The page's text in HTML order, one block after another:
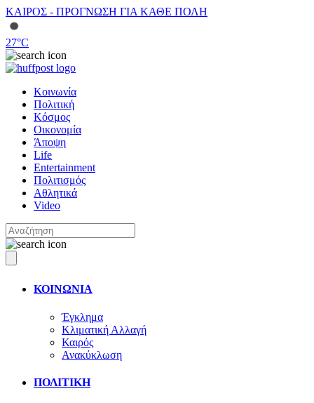
ΚΑΙΡΟΣ - ΠΡΟΓΝΩΣΗ ΓΙΑ ΚΑΘΕ ΠΟΛΗ
27°C
Κοινωνία
Πολιτική
Κόσμος
Οικονομία
Άποψη
Life
Entertainment
Πολιτισμός
Αθλητικά
Video
ΚΟΙΝΩΝΙΑ
Έγκλημα
Κλιματική Αλλαγή
Καιρός
Ανακύκλωση
ΠΟΛΙΤΙΚΗ